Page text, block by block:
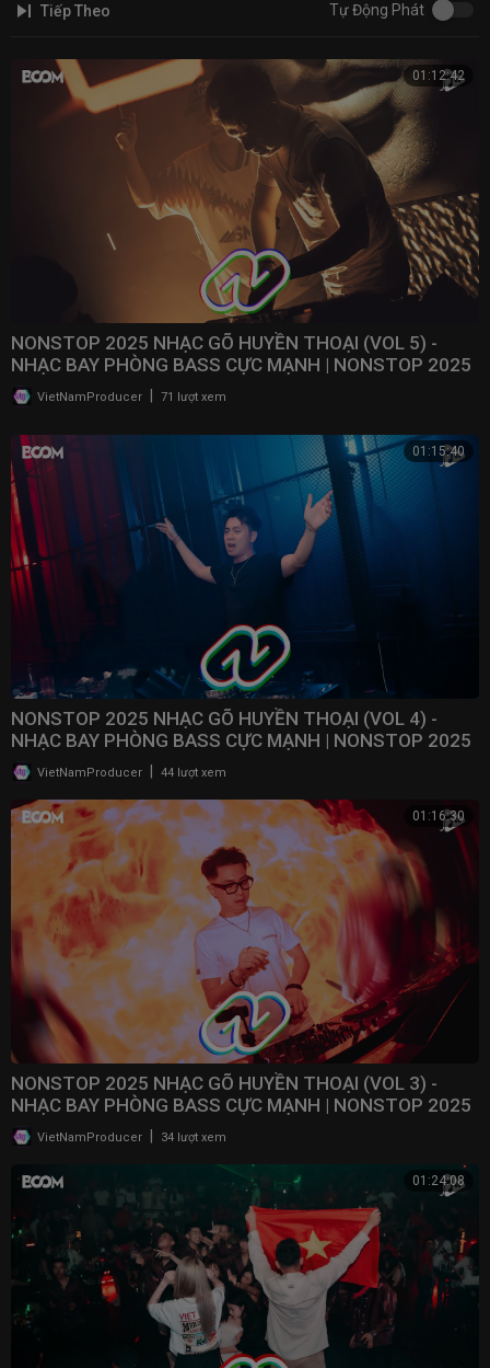
Tiếp Theo Tự Động Phát
01:12:42
NONSTOP 2025 NHẠC GÕ HUYỀN THOẠI (VOL 5) -
NHẠC BAY PHÒNG BASS CỰC MẠNH | NONSTOP 2025
VINAHOUSE
VietNamProducer 71 lượt xem
01:15:40
NONSTOP 2025 NHẠC GÕ HUYỀN THOẠI (VOL 4) -
NHẠC BAY PHÒNG BASS CỰC MẠNH | NONSTOP 2025
VINAHOUSE
VietNamProducer 44 lượt xem
01:16:30
NONSTOP 2025 NHẠC GÕ HUYỀN THOẠI (VOL 3) -
NHẠC BAY PHÒNG BASS CỰC MẠNH | NONSTOP 2025
VINAHOUSE
VietNamProducer 34 lượt xem
01:24:08